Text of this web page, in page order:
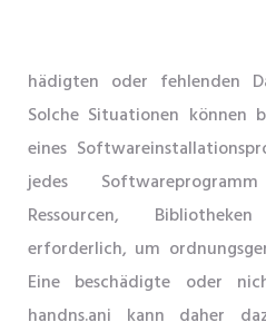
hädigten oder fehlenden
Solche Situationen können
eines
jedes
Ressourcen,
erforderlich, um
Eine beschädigte oder
handns.ani kann daher